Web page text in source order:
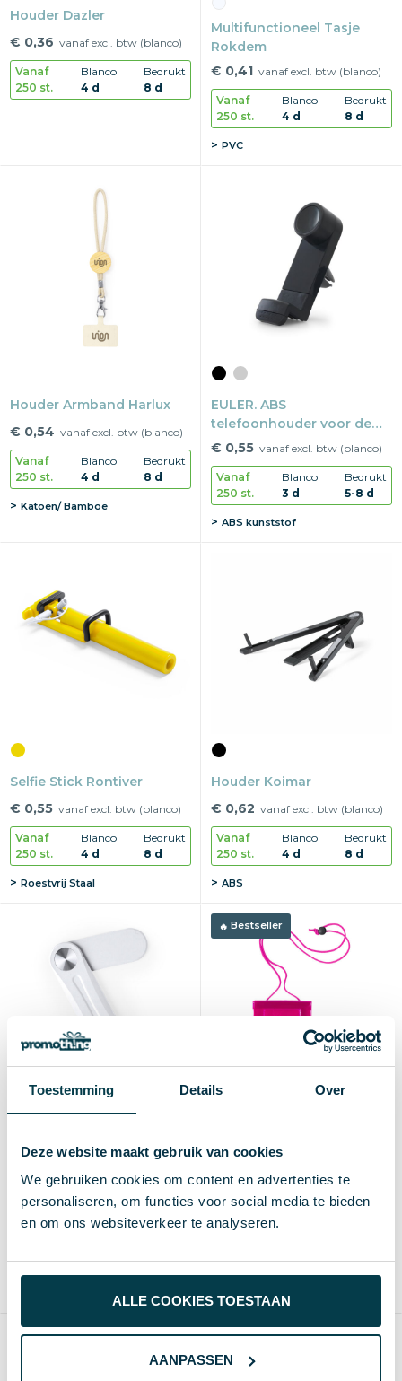
Toestemming Details Over
Deze website maakt gebruik van cookies
We gebruiken cookies om content en advertenties te
personaliseren, om functies voor social media te bieden
en om ons websiteverkeer te analyseren.
ALLE COOKIES TOESTAAN
AANPASSEN
Houder Dazler
€ 0,36 vanaf excl. btw (blanco)
Vanaf
250 st.
Blanco
4 d
Bedrukt
8 d
Multifunctioneel Tasje
Rokdem
€ 0,41 vanaf excl. btw (blanco)
Vanaf
250 st.
Blanco
4 d
Bedrukt
8 d
PVC
Houder Armband Harlux
€ 0,54 vanaf excl. btw (blanco)
Vanaf
250 st.
Blanco
4 d
Bedrukt
8 d
Katoen/ Bamboe
EULER. ABS
telefoonhouder voor de
auto
€ 0,55 vanaf excl. btw (blanco)
Vanaf
250 st.
Blanco
3 d
Bedrukt
5-8 d
ABS kunststof
Selfie Stick Rontiver
€ 0,55 vanaf excl. btw (blanco)
Vanaf
250 st.
Blanco
4 d
Bedrukt
8 d
Roestvrij Staal
Houder Koimar
€ 0,62 vanaf excl. btw (blanco)
Vanaf
250 st.
Blanco
4 d
Bedrukt
8 d
ABS
Vanaf
Blanco
Bedrukt
Bestseller
Coprox | Plastic | 13×24,5
cm | Met nekkoord
€ 0,66 vanaf excl. btw (blanco)
Vanaf
250 st.
Blanco of bedrukken
1-2 kleuren
Max60×80 mm
Bestseller